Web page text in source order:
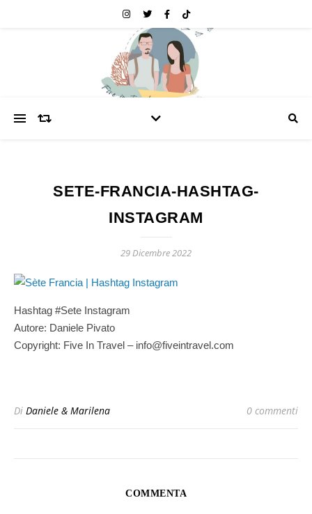
SETE-FRANCIA-HASHTAG-
INSTAGRAM
29 Dicembre 2022
Hashtag #Sete Instagram
Autore: Daniele Pivato
Copyright: Five In Travel – info@fiveintravel.com
Di Daniele & Marilena 0 commenti
COMMENTA